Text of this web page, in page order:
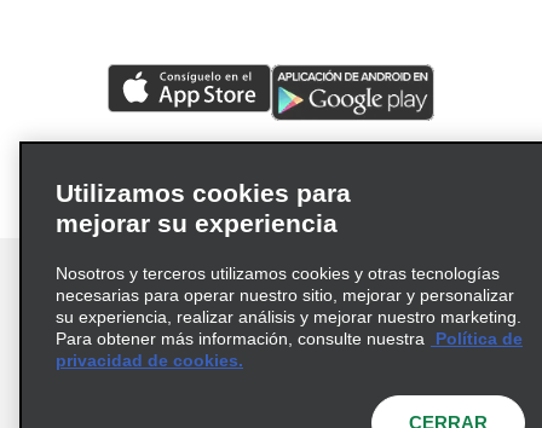
Términos de uso
Política de privacidad
© 2026 Enterprise Holdings, Inc. Todos los derechos
Utilizamos cookies para
mejorar su experiencia
Nosotros y terceros utilizamos cookies y otras tecnologías
necesarias para operar nuestro sitio, mejorar y personalizar
su experiencia, realizar análisis y mejorar nuestro marketing.
Para obtener más información, consulte nuestra
Política de
privacidad de cookies.
CERRAR